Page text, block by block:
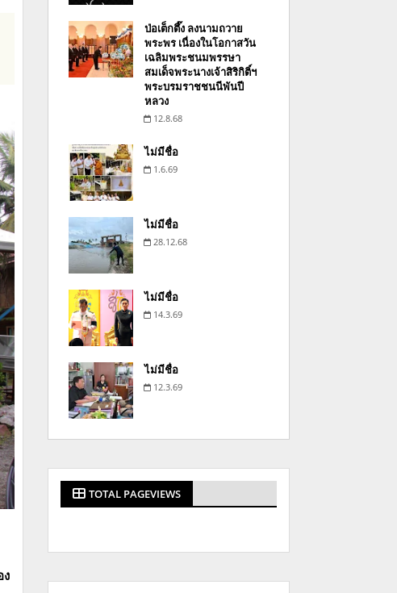
ง
ป่อเต็กตึ๊ง ลงนามถวาย
พระพร เนื่องในโอกาสวัน
เฉลิมพระชนมพรรษา
สมเด็จพระนางเจ้าสิริกิติ์ฯ
พระบรมราชชนนีพันปี
หลวง
12.8.68
ไม่มีชื่อ
1.6.69
ไม่มีชื่อ
28.12.68
ไม่มีชื่อ
14.3.69
ไม่มีชื่อ
12.3.69
TOTAL PAGEVIEWS